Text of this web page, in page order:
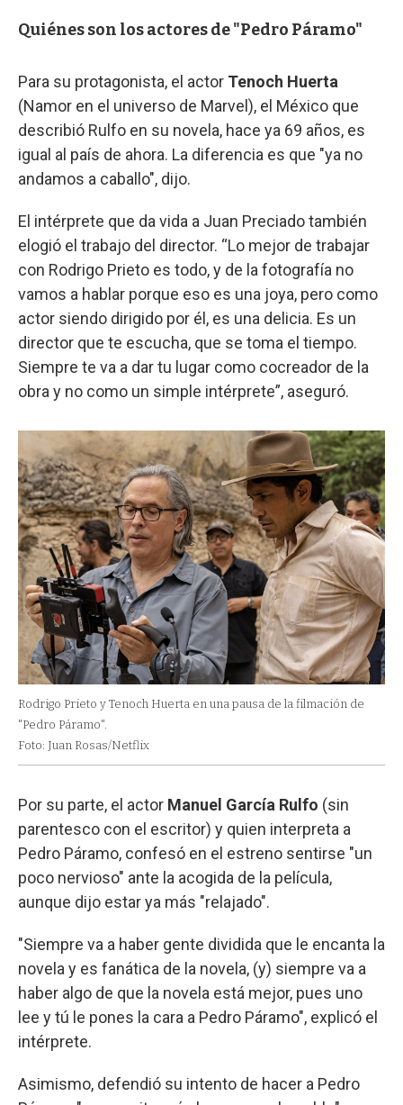
Quiénes son los actores de "Pedro Páramo"
Para su protagonista, el actor Tenoch Huerta
(Namor en el universo de Marvel), el México que
describió Rulfo en su novela, hace ya 69 años, es
igual al país de ahora. La diferencia es que "ya no
andamos a caballo", dijo.
El intérprete que da vida a Juan Preciado también
elogió el trabajo del director. “Lo mejor de trabajar
con Rodrigo Prieto es todo, y de la fotografía no
vamos a hablar porque eso es una joya, pero como
actor siendo dirigido por él, es una delicia. Es un
director que te escucha, que se toma el tiempo.
Siempre te va a dar tu lugar como cocreador de la
obra y no como un simple intérprete”, aseguró.
Rodrigo Prieto y Tenoch Huerta en una pausa de la filmación de
"Pedro Páramo".
Foto: Juan Rosas/Netflix
Por su parte, el actor Manuel García Rulfo (sin
parentesco con el escritor) y quien interpreta a
Pedro Páramo, confesó en el estreno sentirse "un
poco nervioso" ante la acogida de la película,
aunque dijo estar ya más "relajado".
"Siempre va a haber gente dividida que le encanta la
novela y es fanática de la novela, (y) siempre va a
haber algo de que la novela está mejor, pues uno
lee y tú le pones la cara a Pedro Páramo", explicó el
intérprete.
Asimismo, defendió su intento de hacer a Pedro